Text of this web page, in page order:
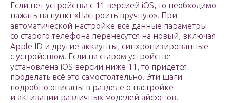
Если нет устройства с 11 версией iOS, то необходимо
нажать на пункт «Настроить вручную». При
автоматической настройке все данные параметры
со старого телефона перенесутся на новый, включая
Apple ID и другие аккаунты, синхронизированные
с устройством. Если на старом устройстве
установлена iOS версии ниже 11, то придется
проделать всё это самостоятельно. Эти шаги
подробно описаны в разделе о настройке
и активации различных моделей айфонов.